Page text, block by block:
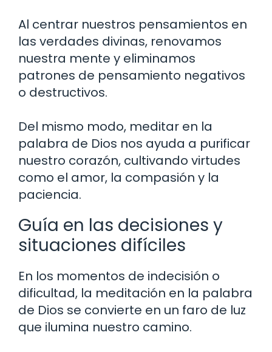
Al centrar nuestros pensamientos en
las verdades divinas, renovamos
nuestra mente y eliminamos
patrones de pensamiento negativos
o destructivos.
Del mismo modo, meditar en la
palabra de Dios nos ayuda a purificar
nuestro corazón, cultivando virtudes
como el amor, la compasión y la
paciencia.
Guía en las decisiones y
situaciones difíciles
En los momentos de indecisión o
dificultad, la meditación en la palabra
de Dios se convierte en un faro de luz
que ilumina nuestro camino.